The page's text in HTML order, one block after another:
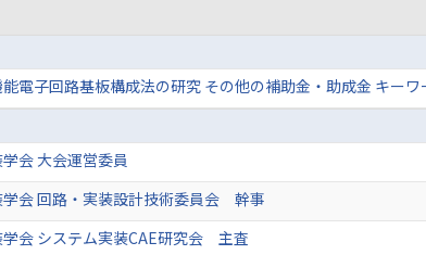
電子回路基板構成法の研究 その他の補助金・助成金 キー
会 大会運営委員
会 回路・実装設計技術委員会 幹事
会 システム実装CAE研究会 主査